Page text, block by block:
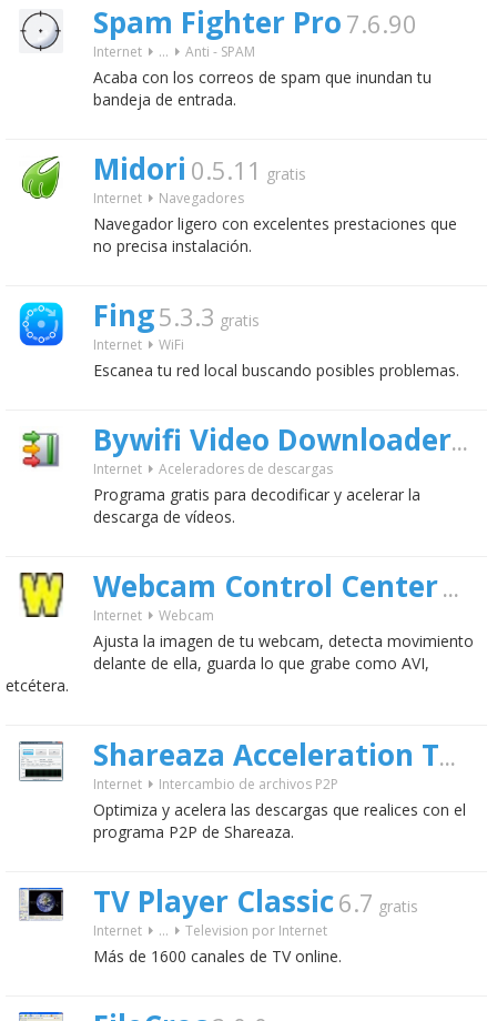
Spam Fighter Pro 7.6.90
Internet ... Anti - SPAM
Acaba con los correos de spam que inundan tu
bandeja de entrada.
Midori 0.5.11 gratis
Internet Navegadores
Navegador ligero con excelentes prestaciones que
no precisa instalación.
Fing5.3.3 gratis
Internet WiFi
Escanea tu red local buscando posibles problemas.
Bywifi Video Downloader
Internet Aceleradores de descargas
Programa gratis para decodificar y acelerar la
descarga de vídeos.
Webcam Control Center7.2
Internet Webcam
Ajusta la imagen de tu webcam, detecta movimiento
delante de ella, guarda lo que grabe como AVI,
etcétera.
Shareaza Acceleration Tool
Internet Intercambio de archivos P2P
Optimiza y acelera las descargas que realices con el
programa P2P de Shareaza.
TV Player Classic6.7 gratis
Internet ... Television por Internet
Más de 1600 canales de TV online.